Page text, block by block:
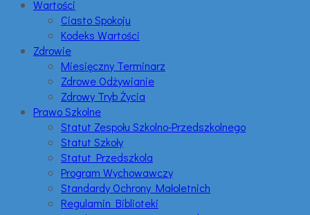
Wartości
Ciasto Spokoju
Kodeks Wartości
Zdrowie
Miesięczny Terminarz
Zdrowe Odżywianie
Zdrowy Tryb Życia
Prawo Szkolne
Statut Zespołu Szkolno-Przedszkolnego
Statut Szkoły
Statut Przedszkola
Program Wychowawczy
Standardy Ochrony Małoletnich
Regulamin Biblioteki